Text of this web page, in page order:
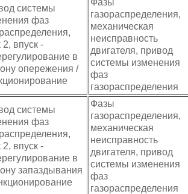
системы
фаз
2, впуск -
в
опережения /
газораспределения,
механическая
неисправность
двигателя, привод
системы изменения
фаз
газораспределения
системы
фаз
2, впуск -
в
запаздывания
Фазы
газораспределения,
механическая
неисправность
двигателя, привод
системы изменения
фаз
газораспределения